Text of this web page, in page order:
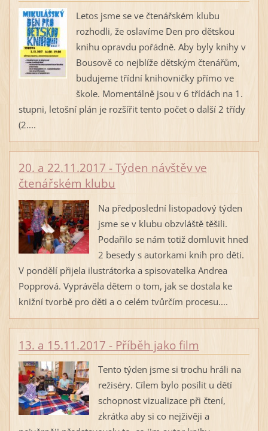
Letos jsme se ve čtenářském klubu
rozhodli, že oslavíme Den pro dětskou
knihu opravdu pořádně. Aby byly knihy v
Bousově co nejblíže dětským čtenářům,
budujeme třídní knihovničky přímo ve
škole. Momentálně jsou v 6 třídách na 1.
stupni, letošní plán je rozšířit tento počet o další 2 třídy
(2....
20. a 22.11.2017 - Týden návštěv ve
čtenářském klubu
Na předposlední listopadový týden
jsme se v klubu obzvláště těšili.
Podařilo se nám totiž domluvit hned
2 besedy s autorkami knih pro děti.
V pondělí přijela ilustrátorka a spisovatelka Andrea
Popprová. Vyprávěla dětem o tom, jak se dostala ke
knižní tvorbě pro děti a o celém tvůrčím procesu....
13. a 15.11.2017 - Příběh jako film
Tento týden jsme si trochu hráli na
režiséry. Cílem bylo posílit u dětí
schopnost vizualizace při čtení,
zkrátka aby si co nejživěji a